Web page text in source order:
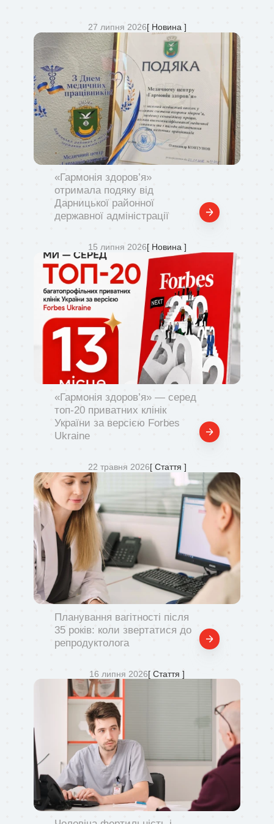
27 липня 2026 [ Новина ]
«Гармонія здоров’я»
отримала подяку від
Дарницької районної
державної адміністрації
15 липня 2026 [ Новина ]
«Гармонія здоров’я» — серед
топ-20 приватних клінік
України за версією Forbes
Ukraine
22 травня 2026 [ Стаття ]
Планування вагітності після
35 років: коли звертатися до
репродуктолога
16 липня 2026[ Стаття ]